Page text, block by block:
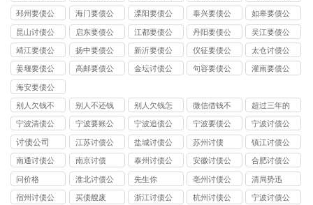
司
司
公司
司
司
邳州要债公
司
海门要债公
司
溧阳要债公
司
泰兴要债公
司
如皋要债公
司
昆山讨债公
司
启东要债公
司
江都要债公
司
丹阳要债公
司
吴江要债公
司
靖江要债公
司
扬中要债公
司
新沂要债公
司
仪征要债公
司
太仓讨债公
司
姜堰要债公
司
高邮要债公
金坛讨债公
句容要债公
灌南要债公
海安要债公
司
别人欠钱不
还报警有用
吗
别人不还钱
经过法律要
什么证据
别人欠钱怎
么起诉可以
快速走流程
微信借钱不
还起诉需要
什么证据
超过三年的
欠条可以起
诉吗
宁波清债公
司
宁波要账公
司
宁波追债公
司
宁波要债公
司
宁波讨债公
司
讨债公司
江苏讨债公
司
盐城讨债公
司
苏州讨债
镇江讨债公
司
南通讨债公
司
南京讨债
泰州讨债公
司
安徽讨债公
司
合肥讨债公
司
问价格
淮北讨债公
司
先生你
亳州讨债公
司
清局势迅
宿州讨债公
买债艘废
浙江讨债公
杭州讨债公
宁波讨债公